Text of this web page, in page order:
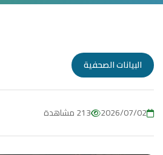
البيانات الصحفية
2026/07/02 213 مشاهدة